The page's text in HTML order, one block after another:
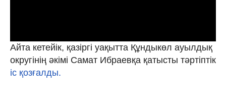
Айта кетейік, қазіргі уақытта Құндыкөл ауылдық
округінің әкімі Самат Ибраевқа қатысты тәртіптік
іс қозғалды.